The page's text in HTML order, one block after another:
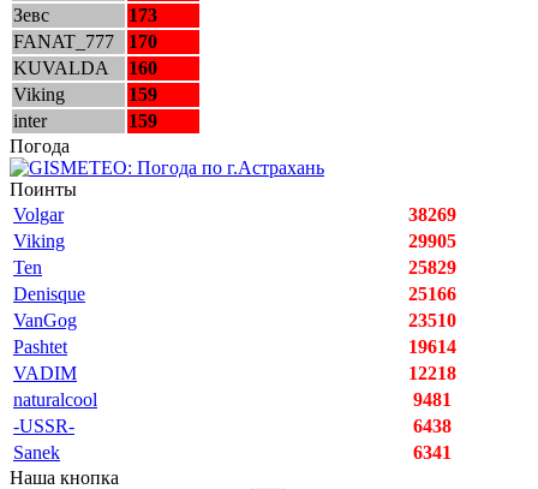
Зевс
173
FANAT_777
170
KUVALDA
160
Viking
159
inter
159
Погода
Поинты
Volgar
38269
Viking
29905
Ten
25829
Denisque
25166
VanGog
23510
Pashtet
19614
VADIM
12218
naturalcool
9481
-USSR-
6438
Sanek
6341
Наша кнопка